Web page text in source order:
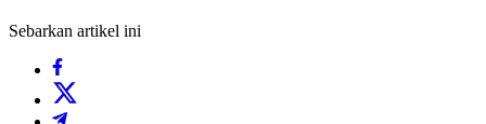
Sebarkan artikel ini